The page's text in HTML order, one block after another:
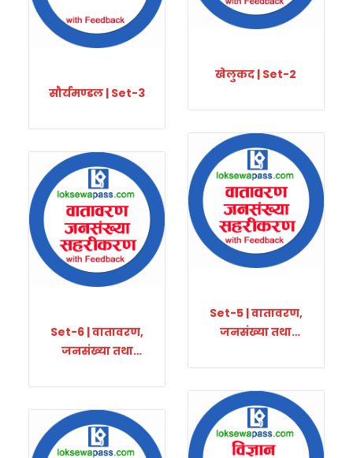
खेलुकद | Set-2
सौर्यमण्डल | Set-3
Set-5 | वातावरण,
जनसंख्या तथा
Set-6 | वातावरण,
जनसंख्या तथा